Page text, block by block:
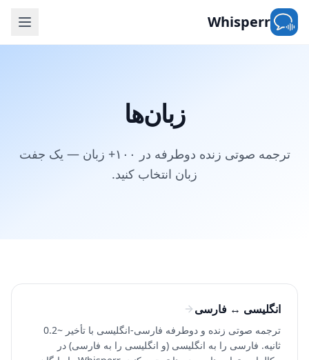
Whisperr
زبان‌ها
ترجمه صوتی زنده دوطرفه در ۱۰۰+ زبان — یک جفت
زبان انتخاب کنید.
انگلیسی ↔ فارسی
ترجمه صوتی زنده و دوطرفه فارسی-انگلیسی با تأخیر ~0.2
ثانیه. فارسی را به انگلیسی (و انگلیسی را به فارسی) در